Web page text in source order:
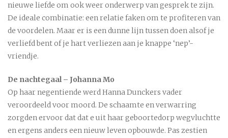
nieuwe liefde om ook weer onderwerp van gesprek te zijn.
De ideale combinatie: een relatie faken om te profiteren van
de voordelen. Maar er is een dunne lijn tussen doen alsof je
verliefd bent of je hart verliezen aan je knappe ‘nep’-
vriendje.
De nachtegaal – Johanna Mo
Op haar negentiende werd Hanna Dunckers vader
veroordeeld voor moord. De schaamte en verwarring
zorgden ervoor dat dat e uit haar geboortedorp wegvluchtte
en ergens anders een nieuw leven opbouwde. Pas zestien